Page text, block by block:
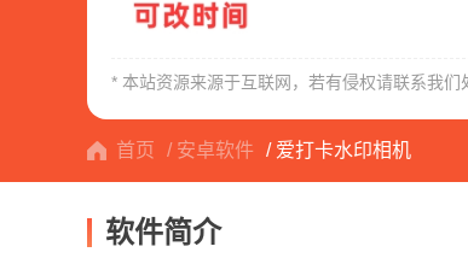
* 本站资源来源于互联网，若有侵权请联系我
美颜自拍
首页 / 安卓软件 / 爱打卡水印相机
软件简介